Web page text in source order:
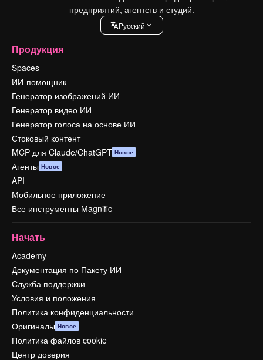
предприятий, агентств и студий.
Pусский
Продукция
Spaces
ИИ-помощник
Генератор изображений ИИ
Генератор видео ИИ
Генератор голоса на основе ИИ
Стоковый контент
MCP для Claude/ChatGPT Новое
Агенты Новое
API
Мобильное приложение
Все инструменты Magnific
Начать
Academy
Документация по Пакету ИИ
Служба поддержки
Условия и положения
Политика конфиденциальности
Оригиналы Новое
Политика файлов cookie
Центр доверия